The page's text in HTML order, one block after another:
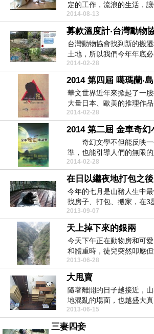
定的工作，流浪的生活，
直是我的遺憾...
2014-08-13
募款溫度計‧台灣動物
台灣動物協會找到新的搬
土地，所以我們今年年底
三年漫長的時...
2014-02-28
2014 第四屆 噶瑪蘭‧
華文世界近年來掀起了一
大量日本、歐美的推理作
者喜愛，但以...
2014-02-28
2014 第二屆 金車奇幻
奇幻文學不但能反映一
準，也能引導人們的無限
的創造力，更...
2014-02-28
在日以繼夜地打包之
今年的七月是山豬人生中
找房子、打包、搬家，在3
成壯舉，這當...
2013-09-07
天上掉下來的銀兩
今天下午正在動物房和可
和體重時，徒兒突然叩應
響拼命響...
2013-06-28
大甩賣
隨著離開的日子越接近，
地混亂的場面，也越盛大
人生大檢視的...
2013-06-15
三妻四妾